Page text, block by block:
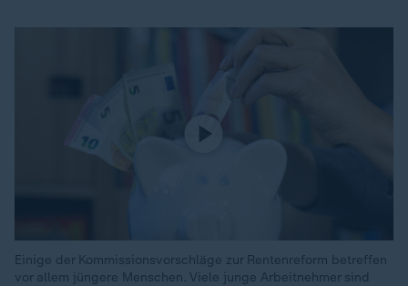
Einige der Kommissionsvorschläge zur Rentenreform betreffen
vor allem jüngere Menschen. Viele junge Arbeitnehmer sind